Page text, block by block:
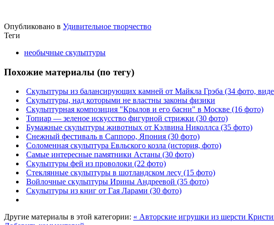
Опубликовано в Удивительное творчество
Теги
необычные скульптуры
Похожие материалы (по тегу)
Скульптуры из балансирующих камней от Майкла Грэба (34 фото,
Скульптуры, над которыми не властны законы физики
Скульптурная композиция "Крылов и его басни" в Москве (16 фото)
Топиар — зеленое искусство фигурной стрижки (30 фото)
Бумажные скульптуры животных от Кэлвина Николлса (35 фото)
Снежный фестиваль в Саппоро, Япония (30 фото)
Соломенная скульптура Евльского козла (история, фото)
Самые интересные памятники Астаны (30 фото)
Скульптуры фей из проволоки (22 фото)
Стеклянные скульптуры в шотландском лесу (15 фото)
Войлочные скульптуры Ирины Андреевой (35 фото)
Скульптуры из книг от Гая Ларами (30 фото)
Другие материалы в этой категории: « Авторские игрушки из шерсти